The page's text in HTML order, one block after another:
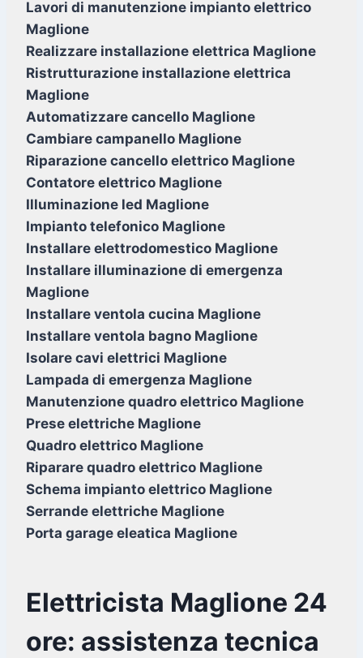
Lavori di manutenzione impianto elettrico
Maglione
Realizzare installazione elettrica Maglione
Ristrutturazione installazione elettrica
Maglione
Automatizzare cancello Maglione
Cambiare campanello Maglione
Riparazione cancello elettrico Maglione
Contatore elettrico Maglione
Illuminazione led Maglione
Impianto telefonico Maglione
Installare elettrodomestico Maglione
Installare illuminazione di emergenza
Maglione
Installare ventola cucina Maglione
Installare ventola bagno Maglione
Isolare cavi elettrici Maglione
Lampada di emergenza Maglione
Manutenzione quadro elettrico Maglione
Prese elettriche Maglione
Quadro elettrico Maglione
Riparare quadro elettrico Maglione
Schema impianto elettrico Maglione
Serrande elettriche Maglione
Porta garage eleatica Maglione
Elettricista Maglione 24
ore: assistenza tecnica